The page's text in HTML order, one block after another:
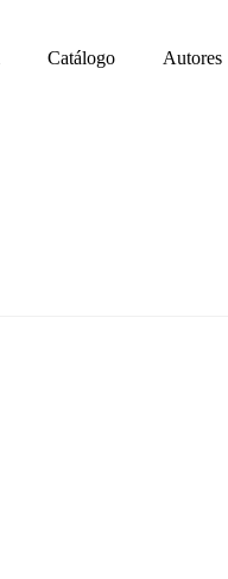
Catálogo Autores